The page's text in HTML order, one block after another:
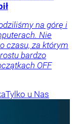
na górę i
Nie
czasu, za którym
bardzo
OFF
Tylko u Nas